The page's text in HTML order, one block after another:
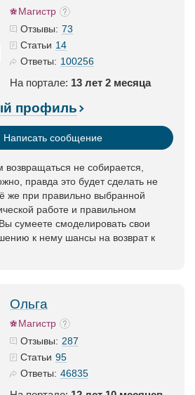
Магистр
Отзывы: 73
Статьи 14
Ответы: 100256
На портале: 13 лет 2 месяца
профиль
Написать сообщение
возвращаться не собирается,
правда это будет сделать не
же при правильно выбранной
работе и правильном
сумеете смоделировать свои
к нему шансы на возврат к
Ольга
Магистр
Отзывы: 287
Статьи 95
Ответы: 46835